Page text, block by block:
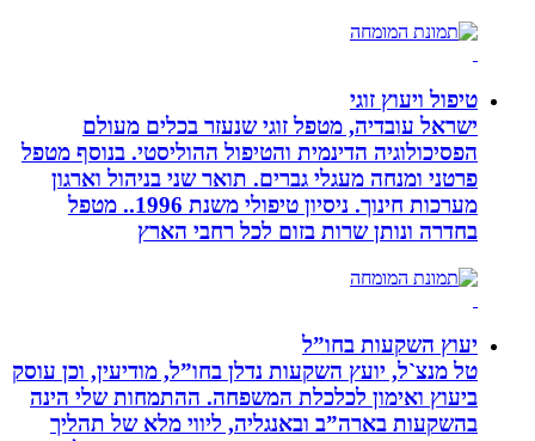
טיפול ויעוץ זוגי
ישראל עובדיה, מטפל זוגי שנעזר בכלים מעולם
הפסיכולוגיה הדינמית והטיפול ההוליסטי. בנוסף מטפל
פרטני ומנחה מעגלי גברים. תואר שני בניהול וארגון
מערכות חינוך. ניסיון טיפולי משנת 1996.. מטפל
בחדרה ונותן שרות בזום לכל רחבי הארץ
יעוץ השקעות בחו”ל
טל מנצ`ל, יועץ השקעות נדלן בחו”ל, מודיעין, וכן עוסק
ביעוץ ואימון לכלכלת המשפחה. ההתמחות שלי הינה
בהשקעות בארה”ב ובאנגליה, ליווי מלא של תהליך